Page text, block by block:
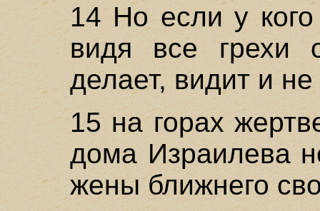
14 Но если у
видя все грехи
делает, видит и
15 на горах
дома Израилева
жены ближнего